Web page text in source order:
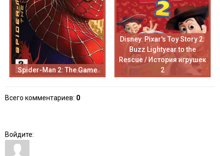
Spider-Man 2: The Game
Disney. Pixar's Toy Story 2:
Buzz Lightyear to the
Rescue / История игрушек
2
Всего комментариев: 0
Войдите: